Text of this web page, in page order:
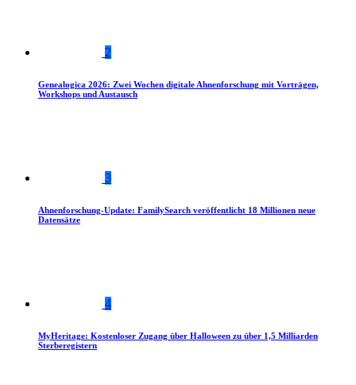
2
Genealogica 2026: Zwei Wochen digitale Ahnenforschung mit Vorträgen,
Workshops und Austausch
3
Ahnenforschung-Update: FamilySearch veröffentlicht 18 Millionen neue
Datensätze
4
MyHeritage: Kostenloser Zugang über Halloween zu über 1,5 Milliarden
Sterberegistern